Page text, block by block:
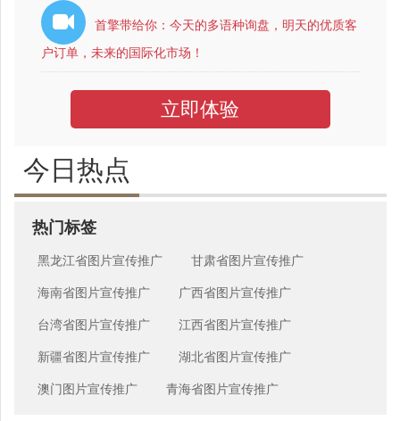
首擎带给你：今天的多语种询盘，明天的优质客
户订单，未来的国际化市场！
立即体验
今日热点
热门标签
黑龙江省图片宣传推广 甘肃省图片宣传推广
海南省图片宣传推广 广西省图片宣传推广
台湾省图片宣传推广 江西省图片宣传推广
新疆省图片宣传推广 湖北省图片宣传推广
澳门图片宣传推广 青海省图片宣传推广